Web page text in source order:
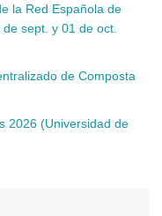
la Red Española de
sept. y 01 de oct.
de Composta
2026 (Universidad de